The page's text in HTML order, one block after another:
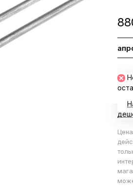
Цена